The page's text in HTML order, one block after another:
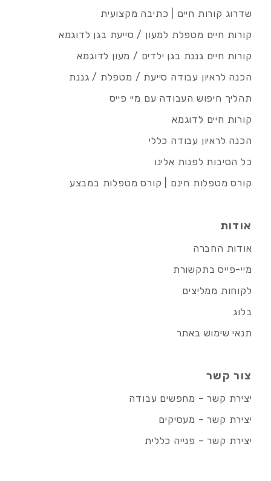
שדרוג קורות חיים | כתיבה מקצועית
קורות חיים מטפלת למעון / סייעת בגן לדוגמא
קורות חיים גננת בגן ילדים / מעון לדוגמא
הכנה לראיון עבודה סייעת / מטפלת / גננת
תהליך חיפוש העבודה עם מיי פייס
קורות חיים לדוגמא
הכנה לראיון עבודה כללי
כל הסיבות לפנות אלינו
קורס מטפלות חינם | קורס מטפלות במבצע
אודות
אודות החברה
מיי-פייס בתקשורת
לקוחות ממליצים
בלוג
תנאי שימוש באתר
צור קשר
יצירת קשר – מחפשים עבודה
יצירת קשר – מעסיקים
יצירת קשר – פנייה כללית